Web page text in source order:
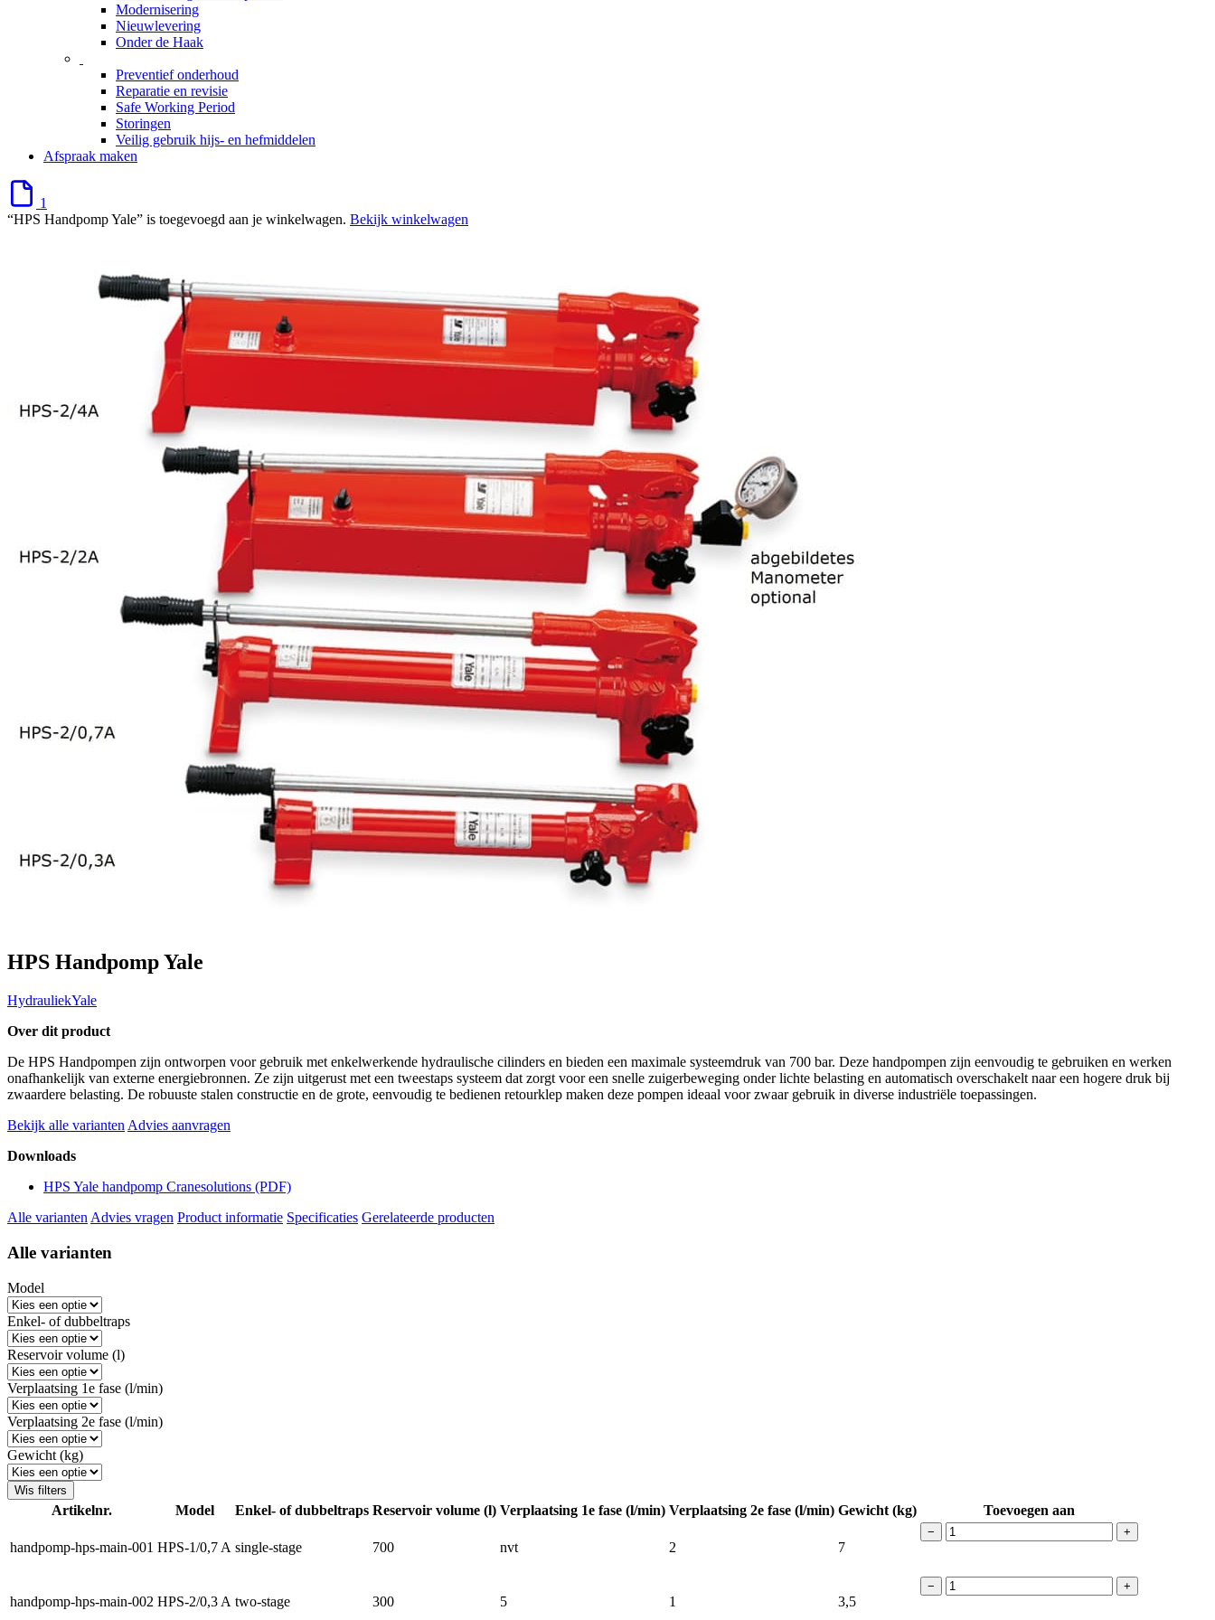
Modernisering
Nieuwlevering
Onder de Haak
Preventief onderhoud
Reparatie en revisie
Safe Working Period
Storingen
Veilig gebruik hijs- en hefmiddelen
Afspraak maken
1
“HPS Handpomp Yale” is toegevoegd aan je winkelwagen. Bekijk winkelwagen
HPS Handpomp Yale
HydrauliekYale
Over dit product
De HPS Handpompen zijn ontworpen voor gebruik met enkelwerkende hydraulische cilinders en bieden een maximale systeemdruk van 700 bar. Deze handpompen zijn eenvoudig te gebruiken en werken
onafhankelijk van externe energiebronnen. Ze zijn uitgerust met een tweestaps systeem dat zorgt voor een snelle zuigerbeweging onder lichte belasting en automatisch overschakelt naar een hogere druk bij
zwaardere belasting. De robuuste stalen constructie en de grote, eenvoudig te bedienen retourklep maken deze pompen ideaal voor zwaar gebruik in diverse industriële toepassingen.
Bekijk alle varianten Advies aanvragen
Downloads
HPS Yale handpomp Cranesolutions (PDF)
Alle varianten Advies vragen Product informatie Specificaties Gerelateerde producten
Alle varianten
Model
Enkel- of dubbeltraps
Reservoir volume (l)
Verplaatsing 1e fase (l/min)
Verplaatsing 2e fase (l/min)
Gewicht (kg)
Wis filters
Artikelnr. Model Enkel- of dubbeltraps Reservoir volume (l) Verplaatsing 1e fase (l/min) Verplaatsing 2e fase (l/min) Gewicht (kg) Toevoegen aan
handpomp-hps-main-001 HPS-1/0,7 A single-stage 700 nvt 2 7
− +
handpomp-hps-main-002 HPS-2/0,3 A two-stage 300 5 1 3,5
− +